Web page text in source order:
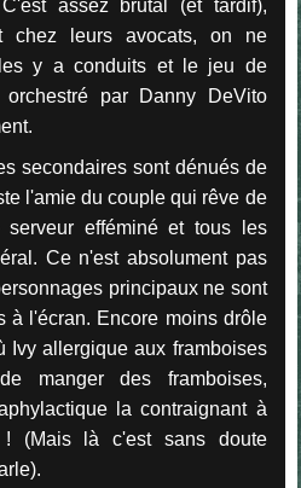
assez brutal (et tardif),
chez leurs avocats, on ne
y a conduits et le jeu de
orchestré par Danny DeVito
secondaires sont dénués de
l'amie du couple qui rêve de
efféminé et tous les
Ce n'est absolument pas
principaux ne sont
à l'écran. Encore moins drôle
Ivy allergique aux framboises
manger des framboises,
la contraignant à
! (Mais là c'est sans doute